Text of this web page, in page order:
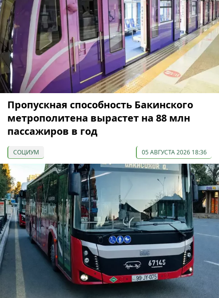
Пропускная способность Бакинского
метрополитена вырастет на 88 млн
пассажиров в год
СОЦИУМ 05 АВГУСТА 2026 18:36